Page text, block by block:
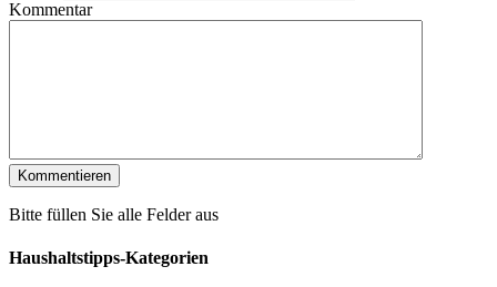
Kommentar
Bitte füllen Sie alle Felder aus
Haushaltstipps-Kategorien